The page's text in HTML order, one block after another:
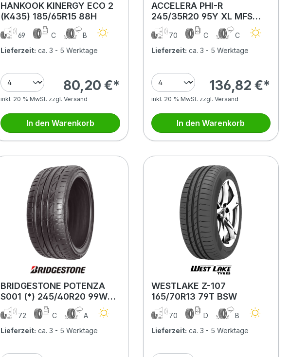
HANKOOK KINERGY ECO 2
(K435) 185/65R15 88H
69 C
B
Lieferzeit: ca. 3 - 5 Werktage
80,20 €*
inkl. 20 % MwSt. zzgl. Versand
In den Warenkorb
ACCELERA PHI-R
245/35R20 95Y XL MFS
BSW
70 C
C
Lieferzeit: ca. 3 - 5 Werktage
136,82 €*
inkl. 20 % MwSt. zzgl. Versand
In den Warenkorb
BRIDGESTONE POTENZA
S001 (*) 245/40R20 99W
(*) XL
72 C
A
Lieferzeit: ca. 3 - 5 Werktage
WESTLAKE Z-107
165/70R13 79T BSW
70 D
B
Lieferzeit: ca. 3 - 5 Werktage